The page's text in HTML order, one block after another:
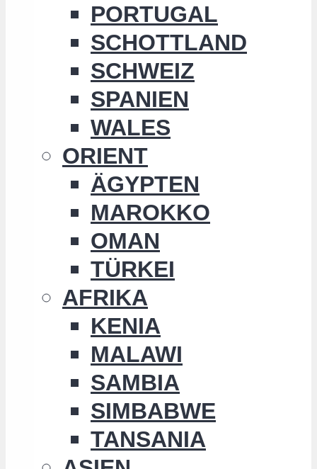
PORTUGAL
SCHOTTLAND
SCHWEIZ
SPANIEN
WALES
ORIENT
ÄGYPTEN
MAROKKO
OMAN
TÜRKEI
AFRIKA
KENIA
MALAWI
SAMBIA
SIMBABWE
TANSANIA